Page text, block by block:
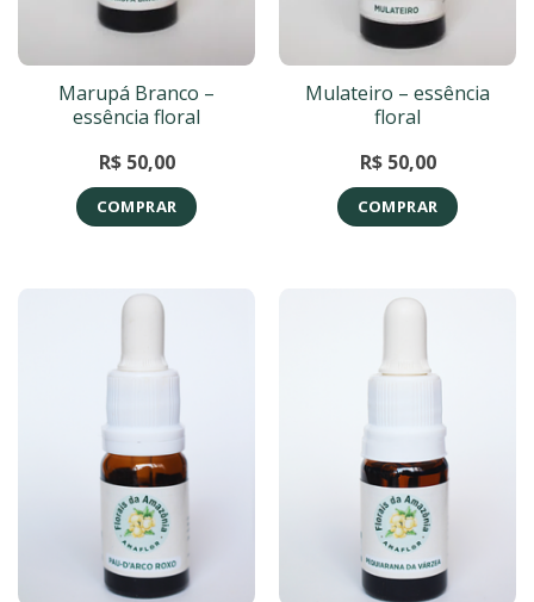
Marupá Branco –
essência floral
R$50,00
COMPRAR
Mulateiro – essência
floral
R$50,00
COMPRAR